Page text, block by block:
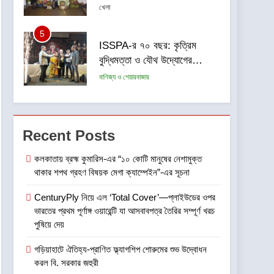
বারুয়া চেস একাডেমি
খেলা
5
ISSPA-র ৭০ বছর: কৃত্রিম
বুদ্ধিমত্তা ও যৌথ উদ্যোগের
শক্তিতে পূর্ব ভারতের রং শিল্পের নজর
বাণিজ্য ও শেয়ারবাজার
6
ডায়াবেটিক রেটিনোপ্যাথি সচেতনতা
অভিযান শুরু করতে চলেছে শঙ্কর
জ্যোতি আই ইনস্টিটিউট
7
চিহ্নযুক্ত প্লাইউড বিক্রির
অভিযোগে প্লাইউড নিকেতন, 83
মহামায়াতলা, সোনারপুর, দক্ষিণ 24
পরগনা-700084-তে BIS-এর
খবর প্লাস
*পূর্ব ভারতের বৃহত্তম রোবোটিক্স
Recent Posts
কলকাতায় ব্রহ্ম কুমারিস-এর “১০ কোটি মানুষের নেশামুক্ত
থাকার শপথ গ্রহণ বিষয়ক মেগা ক্যাম্পেইন”-এর সূচনা
CenturyPly নিয়ে এল ‘Total Cover’—প্লাইউডের ওপর
ভারতের প্রথম পূর্ণাঙ্গ ওয়ারেন্টি যা আসবাবপত্র তৈরির সম্পূর্ণ খরচ
পুষিয়ে দেয়
গড়িয়াহাটে ঐতিহ্য-প্রাণিত ফ্ল্যাগশিপ শোরুমের শুভ উদ্বোধন
করল বি. সরকার জহুরী